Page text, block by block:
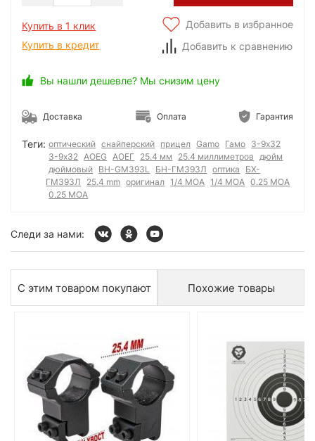
Купить в 1 клик
Купить в кредит
Добавить в избранное
Добавить к сравнению
Вы нашли дешевле? Мы снизим цену
Доставка Оплата Гарантия
Теги: оптический снайперский прицел Gamo Гамо 3-9x32
3-9х32 AOEG АОЕГ 25.4 мм 25.4 миллиметров
дюйм
дюймовый BH-GM393L БН-ГМ393Л оптика
БХ-
ГМ393Л
25.4 mm оригинал 1/4 МОА 1/4 MOA 0.25 МОА
0.25 MOA
Следи за нами:
С этим товаром покупают Похожие товары